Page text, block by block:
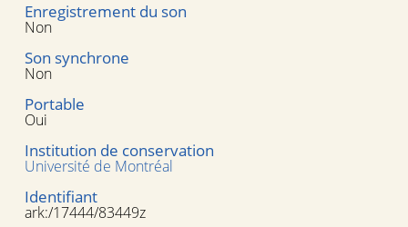
Enregistrement du son
Non
Son synchrone
Non
Portable
Oui
Institution de conservation
Université de Montréal
Identifiant
ark:/17444/83449z